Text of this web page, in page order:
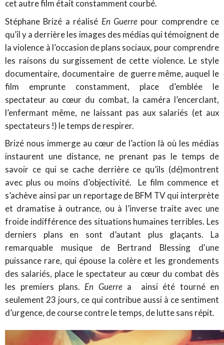
cet autre film était constamment courbé.
Stéphane Brizé a réalisé En Guerrepour comprendre ce
qu’il y a derrière les images des médias qui témoignent de
la violence à l’occasion de plans sociaux, pour comprendre
les raisons du surgissement de cette violence. Le style
documentaire, documentaire de guerre même, auquel le
film emprunte constamment, place d’emblée le
spectateur au cœur du combat, la caméra l’encerclant,
l’enfermant même, ne laissant pas aux salariés (et aux
spectateurs !) le temps de respirer.
Brizé nous immerge au cœur de l’action là où les médias
instaurent une distance, ne prenant pas le temps de
savoir ce qui se cache derrière ce qu’ils (dé)montrent
avec plus ou moins d’objectivité. Le film commence et
s’achève ainsi par un reportage de BFM TV qui interprète
et dramatise à outrance, ou à l’inverse traite avec une
froide indifférence des situations humaines terribles. Les
derniers plans en sont d’autant plus glaçants. La
remarquable musique de Bertrand Blessing d'une
puissance rare, qui épouse la colère et les grondements
des salariés, place le spectateur au cœur du combat dès
les premiers plans. En Guerrea ainsi été tourné en
seulement 23 jours, ce qui contribue aussi à ce sentiment
d’urgence, de course contre le temps, de lutte sans répit.